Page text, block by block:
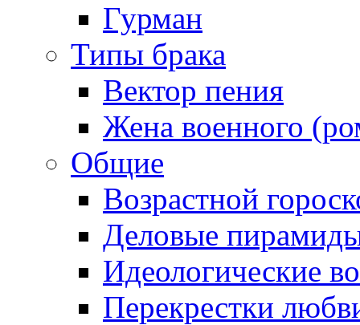
Гурман
Типы брака
Вектор пения
Жена военного
Общие
Возрастной
Деловые
Идеологические
Перекрестки